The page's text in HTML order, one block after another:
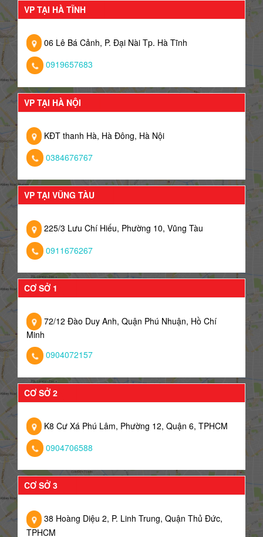
VP TẠI HÀ TĨNH
06 Lê Bá Cảnh, P. Đại Nài Tp. Hà Tĩnh
0919657683
VP TẠI HÀ NỘI
KĐT thanh Hà, Hà Đông, Hà Nội
0384676767
VP TẠI VŨNG TÀU
225/3 Lưu Chí Hiếu, Phường 10, Vũng Tàu
0911676267
CƠ SỞ 1
72/12 Đào Duy Anh, Quận Phú Nhuận, Hồ Chí
Minh
0904072157
CƠ SỞ 2
K8 Cư Xá Phú Lâm, Phường 12, Quận 6, TPHCM
0904706588
CƠ SỞ 3
38 Hoàng Diệu 2, P. Linh Trung, Quận Thủ Đức,
TPHCM